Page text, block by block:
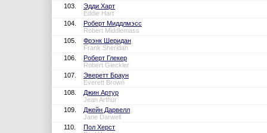
103.
Эдди Харт
Eddie Hart
104.
Роберт Миддлмэсс
Robert Middlemass
105.
Фрэнк Шеридан
Frank Sheridan
106.
Роберт Глекер
Robert Gleckler
107.
Эверетт Браун
Everett Brown
108.
Джин Артур
Jean Arthur
109.
Джейн Дарвелл
Jane Darwell
110.
Пол Херст